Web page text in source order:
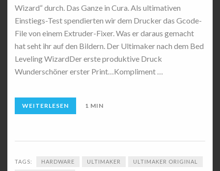
Wizard“ durch. Das Ganze in Cura. Als ultimativen
Einstiegs-Test spendierten wir dem Drucker das Gcode-
File von einem Extruder-Fixer. Was er daraus gemacht
hat seht ihr auf den Bildern. Der Ultimaker nach dem Bed
Leveling WizardDer erste produktive Druck
Wunderschöner erster Print…Kompliment …
WEITERLESEN 1 MIN
TAGS: HARDWARE ULTIMAKER ULTIMAKER ORIGINAL